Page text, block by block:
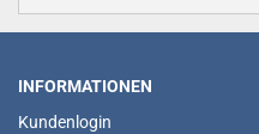
INFORMATIONEN
Kundenlogin